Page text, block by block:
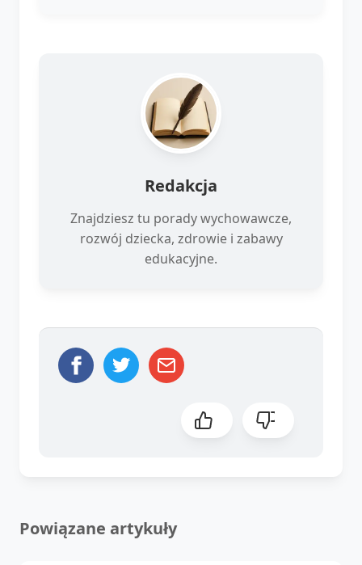
Redakcja
Znajdziesz tu porady wychowawcze,
rozwój dziecka, zdrowie i zabawy
edukacyjne.
Powiązane artykuły